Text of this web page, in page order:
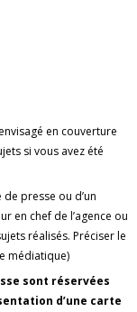
en couverture
si vous avez été
presse ou d’un
en chef de l’agence ou
réalisés. Préciser le
médiatique)
sont réservées
d’une carte